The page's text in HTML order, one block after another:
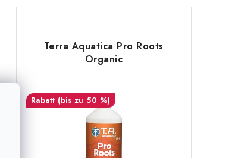
Terra Aquatica Pro Roots
Organic
(bis zu 50 %)